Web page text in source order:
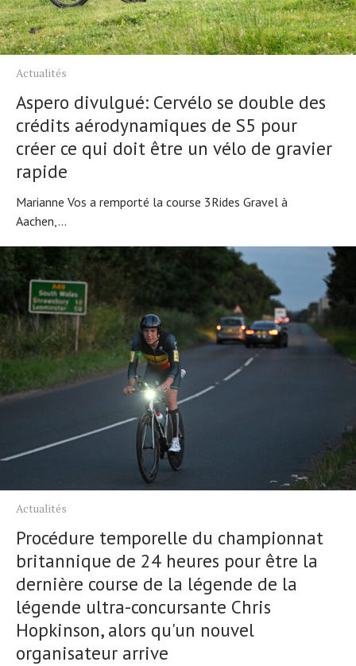
Actualités
Aspero divulgué: Cervélo se double des
crédits aérodynamiques de S5 pour
créer ce qui doit être un vélo de gravier
rapide
Marianne Vos a remporté la course 3Rides Gravel à
Aachen,...
Actualités
Procédure temporelle du championnat
britannique de 24 heures pour être la
dernière course de la légende de la
légende ultra-concursante Chris
Hopkinson, alors qu'un nouvel
organisateur arrive